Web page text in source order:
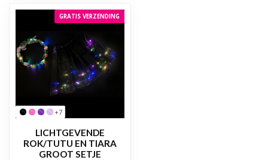
GRATIS VERZENDING
+7
LICHTGEVENDE
ROK/TUTU EN TIARA
GROOT SETJE